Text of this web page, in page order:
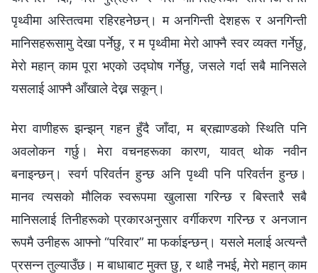
पृथ्वीमा अस्तित्वमा रहिरहनेछन्। म अनगिन्ती देशहरू र अनगिन्ती
मानिसहरूसामु देखा पर्नेछु, र म पृथ्वीमा मेरो आफ्नै स्वर व्यक्त गर्नेछु,
मेरो महान् काम पूरा भएको उद्घोष गर्नेछु, जसले गर्दा सबै मानिसले
यसलाई आफ्नै आँखाले देख्न सकून्।
मेरा वाणीहरू झन्झन् गहन हुँदै जाँदा, म ब्रह्माण्डको स्थिति पनि
अवलोकन गर्छु। मेरा वचनहरूका कारण, यावत् थोक नवीन
बनाइन्छन्। स्वर्ग परिवर्तन हुन्छ अनि पृथ्वी पनि परिवर्तन हुन्छ।
मानव त्यसको मौलिक स्वरूपमा खुलासा गरिन्छ र बिस्तारै सबै
मानिसलाई तिनीहरूको प्रकारअनुसार वर्गीकरण गरिन्छ र अनजान
रूपमै उनीहरू आफ्‍नो “परिवार” मा फर्काइन्छन्। यसले मलाई अत्यन्तै
प्रसन्न तुल्याउँछ। म बाधाबाट मुक्त छु, र थाहै नभई, मेरो महान् काम